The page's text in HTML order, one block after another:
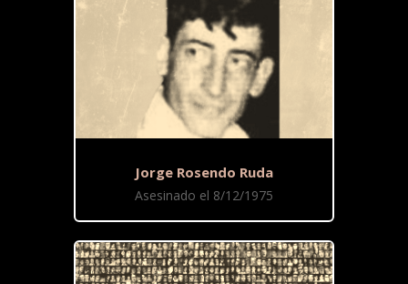
Jorge Rosendo Ruda
Asesinado el 8/12/1975